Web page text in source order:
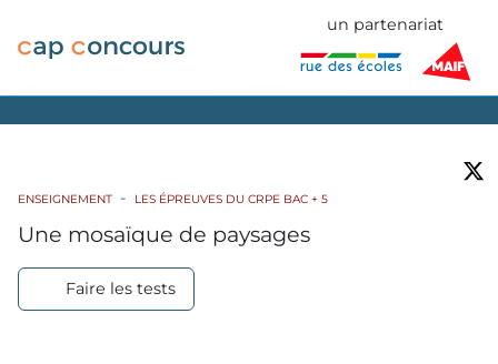
un partenariat
ENSEIGNEMENT LES ÉPREUVES DU CRPE BAC + 5
Une mosaïque de paysages
Faire les tests